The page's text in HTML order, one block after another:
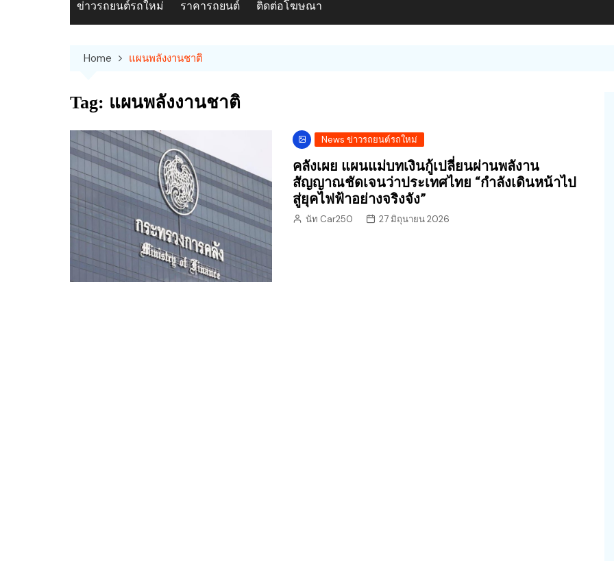
ข่าวรถยนต์รถใหม่ ราคารถยนต์ ติดต่อโฆษณา
Home แผนพลังงานชาติ
Tag: แผนพลังงานชาติ
News ข่าวรถยนต์รถใหม่
คลังเผย แผนแม่บทเงินกู้เปลี่ยนผ่านพลังาน
สัญญาณชัดเจนว่าประเทศไทย “กำลังเดินหน้าไป
สู่ยุคไฟฟ้าอย่างจริงจัง”
นัท Car250 27 มิถุนายน 2026